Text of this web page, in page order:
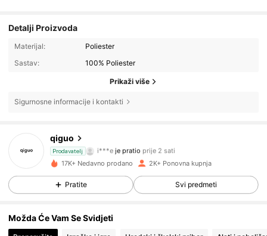
Detalji Proizvoda
Materijal:
Poliester
Sastav:
100% Poliester
Prikaži više
Sigurnosne informacije i kontakti
qiguo
Prodavatelj
4.94
465 Pratitelji
465 Pratitelji
17K+ Nedavno prodano 2K+ Ponovna kupnja
Pratite Svi predmeti
Možda Će Vam Se Svidjeti